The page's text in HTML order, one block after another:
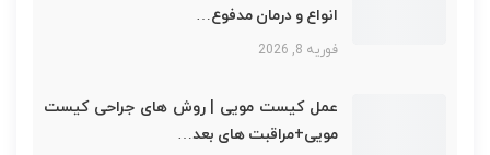
انواع و درمان مدفوع…
فوریه 8, 2026
عمل کیست مویی | روش های جراحی کیست
مویی+مراقبت های بعد…